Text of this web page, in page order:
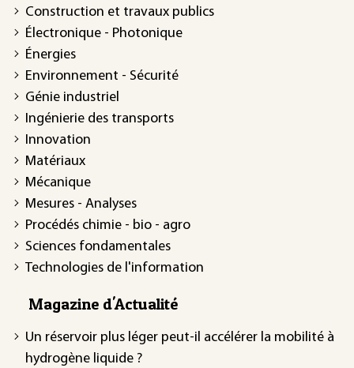
Construction et travaux publics
Électronique - Photonique
Énergies
Environnement - Sécurité
Génie industriel
Ingénierie des transports
Innovation
Matériaux
Mécanique
Mesures - Analyses
Procédés chimie - bio - agro
Sciences fondamentales
Technologies de l'information
Magazine d'Actualité
Un réservoir plus léger peut-il accélérer la mobilité à
hydrogène liquide ?